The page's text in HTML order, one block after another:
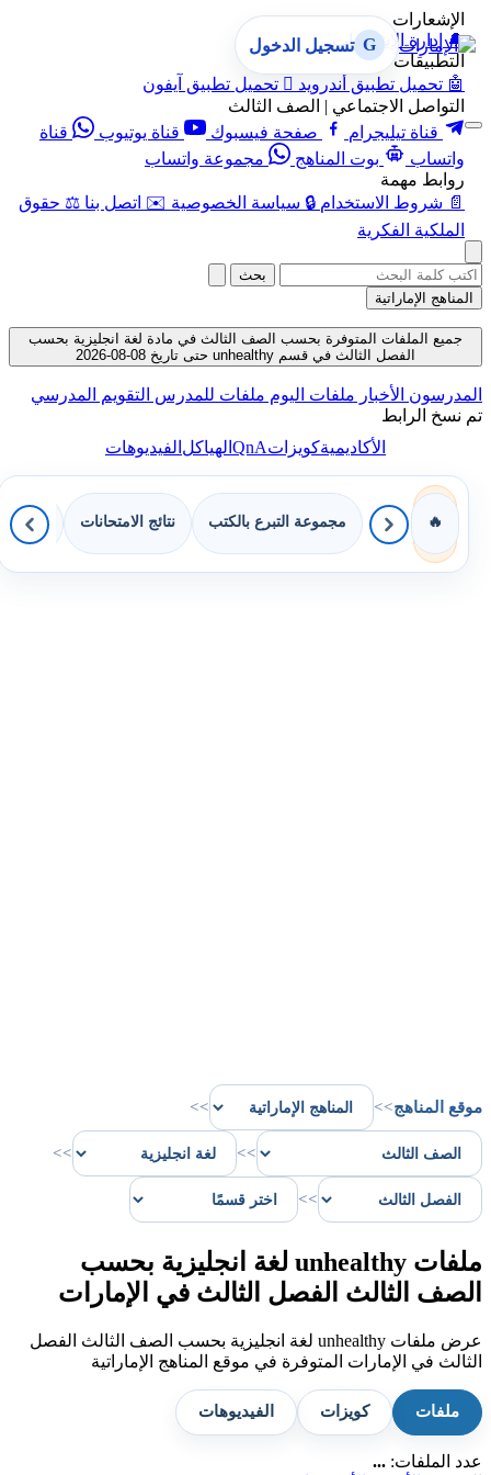
الإشعارات
🔔 إدارة الإشعارات
التطبيقات
🤖 تحميل تطبيق أندرويد  تحميل تطبيق آيفون
التواصل الاجتماعي | الصف الثالث
قناة تيليجرام
صفحة فيسبوك قناة يوتيوب
قناة
واتساب
بوت المناهج
مجموعة واتساب
روابط مهمة
📄 شروط الاستخدام 🔒 سياسة الخصوصية ✉️ اتصل بنا ⚖️ حقوق
الملكية الفكرية
G تسجيل الدخول
بحث
المناهج الإماراتية
جميع الملفات المتوفرة بحسب الصف الثالث في مادة لغة انجليزية بحسب
الفصل الثالث في قسم unhealthy حتى تاريخ 08-08-2026
المدرسون الأخبار ملفات اليوم ملفات للمدرس التقويم المدرسي
تم نسخ الرابط
الأكاديميةكويزاتQnAالهياكلالفيديوهات
🔥 مجموعة التبرع بالكتب نتائج الامتحانات
موقع المناهج>>
>>
>>
>>
>>
ملفات unhealthy لغة انجليزية بحسب
الصف الثالث الفصل الثالث في الإمارات
عرض ملفات unhealthy لغة انجليزية بحسب الصف الثالث الفصل
الثالث في الإمارات المتوفرة في موقع المناهج الإماراتية
ملفات كويزات الفيديوهات
عدد الملفات: ...